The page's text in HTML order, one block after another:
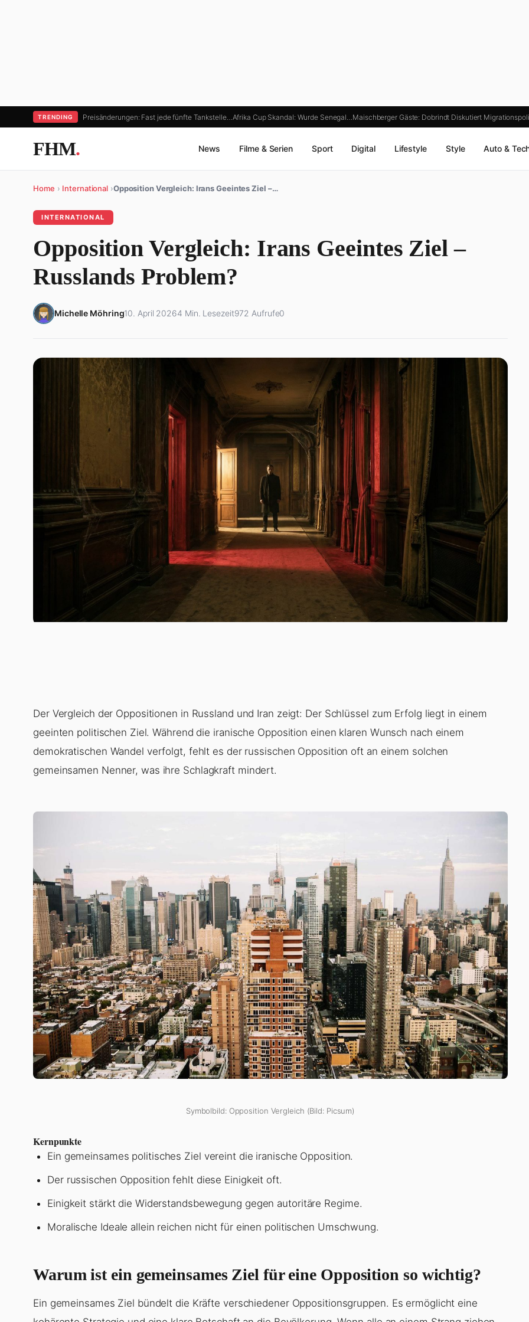
TRENDING Preisänderungen: Fast jede fünfte Tankstelle… Afrika Cup Skandal: Wurde Senegal… Maischberger Gäste: Dobrindt Diskutiert
FHM. News Filme & Serien Sport Digital Lifestyle Style Auto &
Home › International ›Opposition Vergleich: Irans Geeintes Ziel –…
INTERNATIONAL
Opposition Vergleich: Irans Geeintes Ziel –
Russlands Problem?
Michelle Möhring10. April 20264 Min. Lesezeit972 Aufrufe0
Der Vergleich der Oppositionen in Russland und Iran zeigt: Der Schlüssel zum Erfolg liegt in einem
geeinten politischen Ziel. Während die iranische Opposition einen klaren Wunsch nach einem
demokratischen Wandel verfolgt, fehlt es der russischen Opposition oft an einem solchen
gemeinsamen Nenner, was ihre Schlagkraft mindert.
Symbolbild: Opposition Vergleich (Bild: Picsum)
Kernpunkte
Ein gemeinsames politisches Ziel vereint die iranische Opposition.
Der russischen Opposition fehlt diese Einigkeit oft.
Einigkeit stärkt die Widerstandsbewegung gegen autoritäre Regime.
Moralische Ideale allein reichen nicht für einen politischen Umschwung.
Warum ist ein gemeinsames Ziel für eine Opposition so wichtig?
Ein gemeinsames Ziel bündelt die Kräfte verschiedener Oppositionsgruppen. Es ermöglicht eine